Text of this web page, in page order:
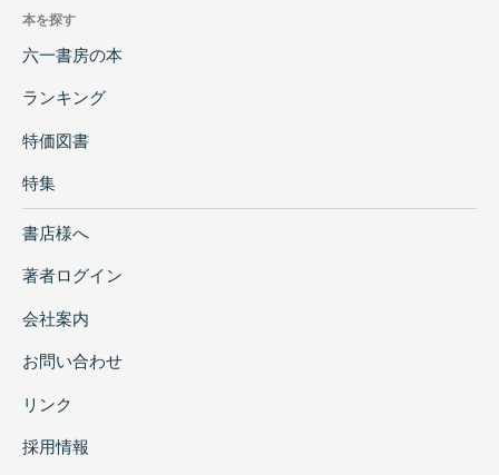
本を探す
六一書房の本
ランキング
特価図書
特集
書店様へ
著者ログイン
会社案内
お問い合わせ
リンク
採用情報